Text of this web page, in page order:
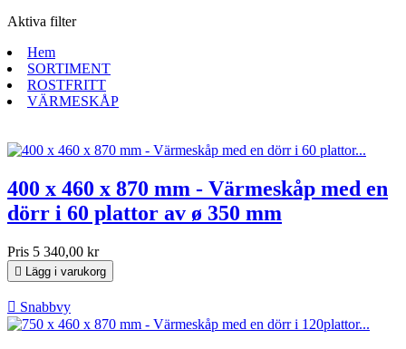
Aktiva filter
Hem
SORTIMENT
ROSTFRITT
VÄRMESKÅP
400 x 460 x 870 mm - Värmeskåp med en
dörr i 60 plattor av ø 350 mm
Pris 5 340,00 kr
 Lägg i varukorg
 Snabbvy